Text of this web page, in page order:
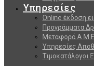
Υπηρεσίες
Online έκδοση
Προγράμματα
Μεταφορά
Υπηρεσίες
Τιμοκατάλογοι